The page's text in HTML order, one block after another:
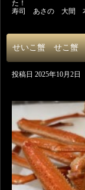
寿司 あさの 大間
せいこ蟹 せこ蟹
投稿日 2025年10月2日